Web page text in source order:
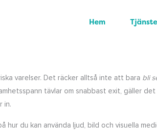
Hem
varelser. Det räcker alltså inte att bara bli
tävlar om snabbast exit, gäller
in.
hur du kan använda ljud, bild och visuella